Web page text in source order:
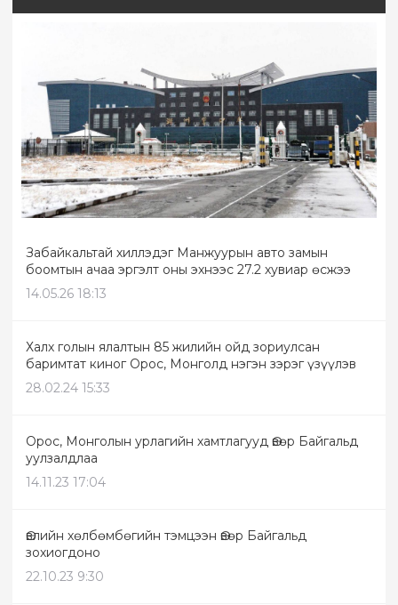
Забайкальтай хиллэдэг Манжуурын авто замын
боомтын ачаа эргэлт оны эхнээс 27.2 хувиар өсжээ
14.05.26 18:13
Халх голын ялалтын 85 жилийн ойд зориулсан
баримтат киног Орос, Монголд нэгэн зэрэг үзүүлэв
28.02.24 15:33
Орос, Монголын урлагийн хамтлагууд Өвөр Байгальд
уулзалдлаа
14.11.23 17:04
Өвлийн хөлбөмбөгийн тэмцээн Өвөр Байгальд
зохиогдоно
22.10.23 9:30